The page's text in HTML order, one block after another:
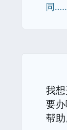
同
我
要
帮助